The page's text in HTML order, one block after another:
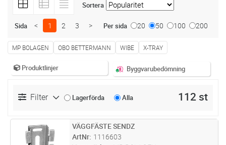
Sortera
Sida < 1 2 3 > Per sida 20 50 100 200
MP BOLAGEN OBO BETTERMANN WIBE X-TRAY
Produktlinjer Byggvarubedömning
Filter Lagerförda Alla 112 st
ST Lägg i kundvagn
VÄGGFÄSTE SENDZ
ArtNr 1116603